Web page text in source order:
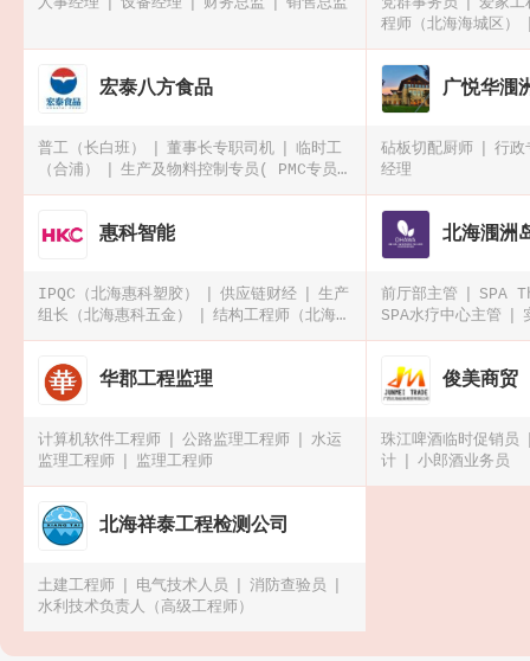
程师（北海海城区）
宏泰八方食品
普工（长白班） 董事长专职司机
临时工
（合浦）
生产及物料控制专员( PMC专员/
经理)
广悦华涠
砧板切配厨师
行政
经理
惠科智能
IPQC（北海惠科塑胶） 供应链财经
生产
组长（北海惠科五金）
结构工程师（北海惠
科五金）
北海涠洲
前厅部主管
SPA
SPA水疗中心主管
华郡工程监理
计算机软件工程师 公路监理工程师
水运
监理工程师
监理工程师
俊美商贸
珠江啤酒临时促销员
计
小郎酒业务员
北海祥泰工程检测公司
土建工程师 电气技术人员
消防查验员
水利技术负责人（高级工程师）